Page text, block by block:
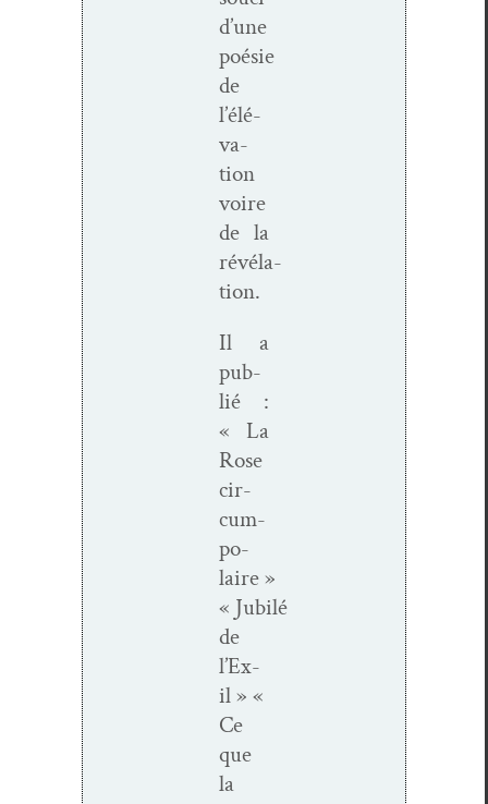
d’une
poésie
de
l’élé­
va­
tion
voire
de la
révéla­
tion.
Il a
pub­
lié :
« La
Rose
cir­
cum­
po­
laire »
« Jubilé
de
l’Ex­
il » «
Ce
que
la